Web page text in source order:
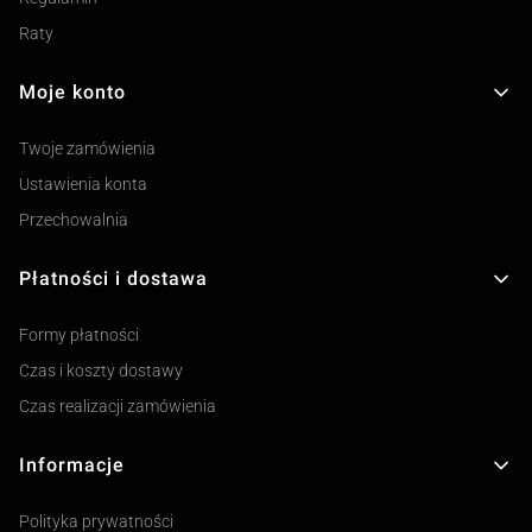
Raty
Moje konto
Twoje zamówienia
Ustawienia konta
Przechowalnia
Płatności i dostawa
Formy płatności
Czas i koszty dostawy
Czas realizacji zamówienia
Informacje
Polityka prywatności